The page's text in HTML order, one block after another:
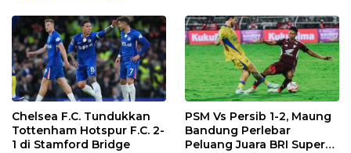
Chelsea F.C. Tundukkan
Tottenham Hotspur F.C. 2-
1 di Stamford Bridge
PSM Vs Persib 1-2, Maung
Bandung Perlebar
Peluang Juara BRI Super